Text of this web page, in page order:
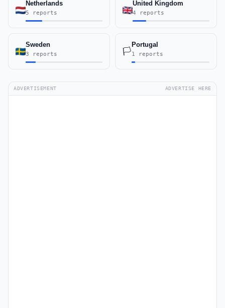
Netherlands
5 reports
United Kingdom
4 reports
Sweden
3 reports 🏳️
Portugal
1 reports
ADVERTISEMENT ADVERTISE HERE